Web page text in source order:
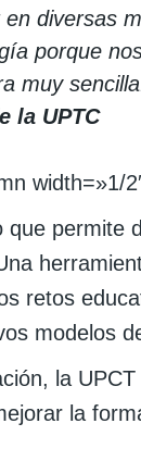
diversas
porque
muy
la UPTC
width=»1/
permite
retos
modelos
la UPCT
la